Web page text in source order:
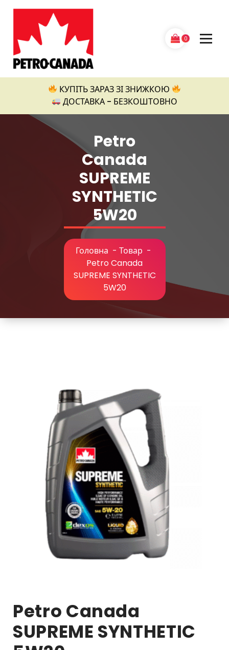
0
КУПІТЬ ЗАРАЗ ЗІ ЗНИЖКОЮ
ДОСТАВКА - БЕЗКОШТОВНО
Petro
Canada
SUPREME
SYNTHETIC
5W20
Головна - Товар -
Petro Canada
SUPREME SYNTHETIC
5W20
Petro Canada
SUPREME SYNTHETIC